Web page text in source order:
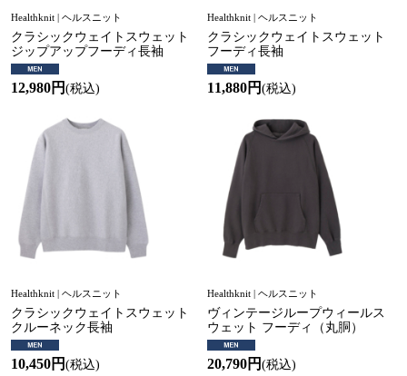
Healthknit | ヘルスニット
クラシックウェイトスウェット
ジップアップフーディ長袖
12,980円 (税込)
Healthknit | ヘルスニット
クラシックウェイトスウェット
フーディ長袖
11,880円(税込)
Healthknit | ヘルスニット
クラシックウェイトスウェット
クルーネック長袖
10,450円 (税込)
Healthknit | ヘルスニット
ヴィンテージループウィールス
ウェット フーディ（丸胴）
20,790円(税込)